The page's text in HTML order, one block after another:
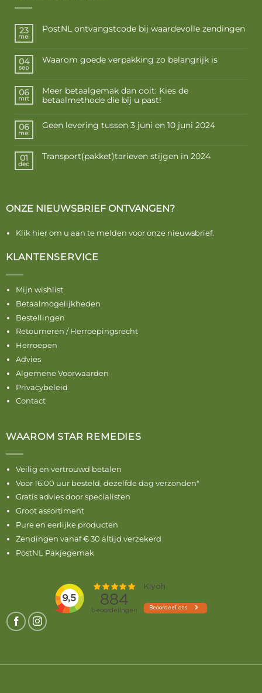
23
mei
PostNL ontvangstcode bij waardevolle zendingen
04
sep
Waarom goede verpakking zo belangrijk is
06
mrt
Meer betaalgemak dan ooit: Kies de
betaalmethode die bij u past!
06
mei
Geen levering tussen 3 juni en 10 juni 2024
01
dec
Transport(pakket)tarieven stijgen in 2024
ONZE NIEUWSBRIEF ONTVANGEN?
Klik hier om u aan te melden voor onze nieuwsbrief.
KLANTENSERVICE
Mijn wishlist
Betaalmogelijkheden
Bestellingen
Retourneren / Herroepingsrecht
Herroepen
Advies
Algemene Voorwaarden
Privacybeleid
Contact
WAAROM STAR REMEDIES
Veilig en vertrouwd betalen
Voor 16:00 uur besteld, dezelfde dag verzonden*
Gratis advies door specialisten
Groot assortiment
Pure en eerlijke producten
Zendingen vanaf € 30 altijd verzekerd
PostNL Pakjegemak